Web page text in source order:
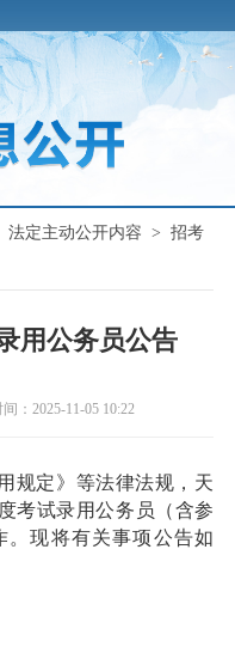
法定主动公开内容 > 招考
用公务员公告
：2025-11-05 10:22
规定》等法律法规，天
考试录用公务员（含参
。现将有关事项公告如